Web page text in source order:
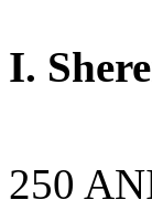
I.
250